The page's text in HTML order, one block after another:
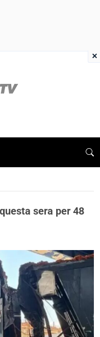
sera per 48
×